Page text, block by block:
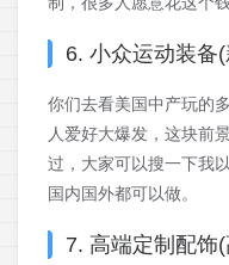
6. 小众运动装备
你们去看美国中产玩的
人爱好大爆发，这块前
过，大家可以搜一下我
国内国外都可以做。
7. 高端定制配饰